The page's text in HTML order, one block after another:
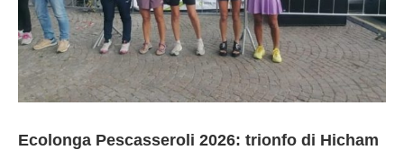
Ecolonga Pescasseroli 2026: trionfo di Hicham